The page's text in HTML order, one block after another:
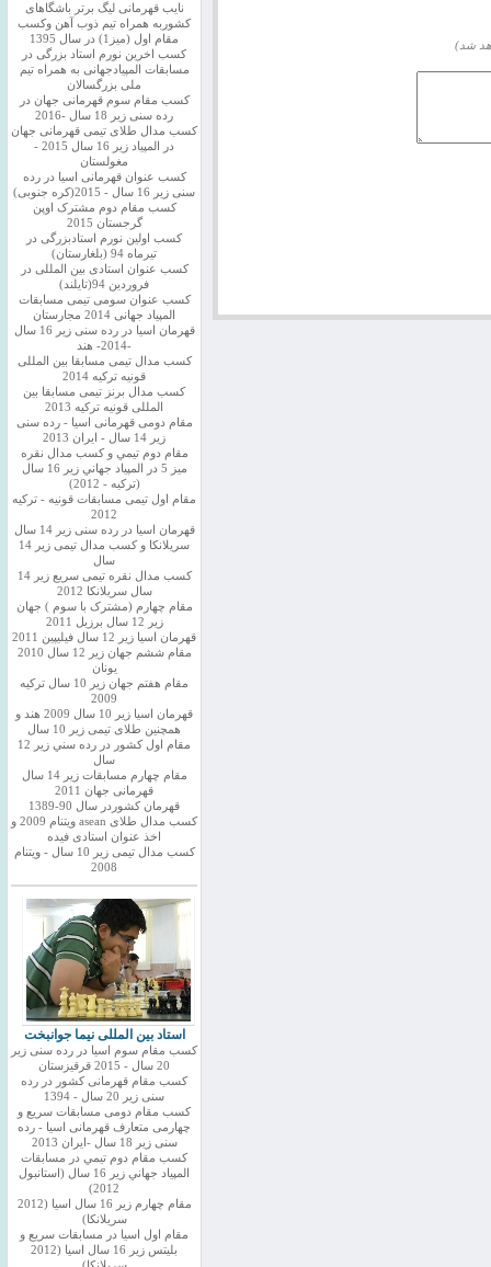
شد)
نایب قهرمانی لیگ برتر باشگاهای
کشوربه همراه تیم ذوب آهن وکسب
مقام اول (میز1) در سال 1395
کسب اخرین نورم استاد بزرگی در
مسابقات المپیادجهانی به همراه تیم
ملی بزرگسالان
کسب مقام سوم قهرمانی جهان در
رده سنی زیر 18 سال -2016
کسب مدال طلای تیمی قهرمانی جهان
در المپیاد زیر 16 سال 2015 -
مغولستان
کسب عنوان قهرمانی اسیا در رده
سنی زیر 16 سال - 2015(کره جنوبی)
کسب مقام دوم مشترک اوپن
گرجستان 2015
کسب اولین نورم استادبزرگی در
تیرماه 94 (بلغارستان)
کسب عنوان استادی بین المللی در
فروردین 94(تایلند)
کسب عنوان سومی تیمی مسابقات
المپیاد جهانی 2014 مجارستان
قهرمان اسیا در رده سنی زیر 16 سال
-2014- هند
کسب مدال تیمی مسابقا بین المللی
قونیه ترکیه 2014
کسب مدال برنز تیمی مسابقا بین
المللی قونیه ترکیه 2013
مقام دومی قهرمانی اسیا - رده سنی
زیر 14 سال - ایران 2013
مقام دوم تيمي و كسب مدال نقره
ميز 5 در المپياد جهاني زير 16 سال
(تركيه - 2012)
مقام اول تیمی مسابقات قونیه - ترکیه
2012
قهرمان اسیا در رده سنی زیر 14 سال
سريلانكا و کسب مدال تیمی زیر 14
سال
کسب مدال نقره تیمی سریع زیر 14
سال سریلانکا 2012
مقام چهارم (مشترک با سوم ) جهان
زیر 12 سال برزیل 2011
قهرمان اسيا زير 12 سال فیلیپین 2011
مقام ششم جهان زیر 12 سال 2010
یونان
مقام هفتم جهان زیر 10 سال ترکیه
2009
قهرمان اسيا زیر 10 سال 2009 هند و
همچنین طلای تیمی زیر 10 سال
مقام اول كشور در رده سني زير 12
سال
مقام چهارم مسابقات زیر 14 سال
قهرمانی جهان 2011
قهرمان کشوردر سال 90-1389
کسب مدال طلای asean ویتنام 2009 و
اخذ عنوان استادی فیده
کسب مدال تیمی زیر 10 سال - ویتنام
2008
استاد بین المللی نیما جوانبخت
کسب مقام سوم اسیا در رده سنی زیر
20 سال - 2015 قرقیزستان
کسب مقام قهرمانی کشور در رده
سنی زیر 20 سال - 1394
کسب مقام دومی مسابقات سریع و
چهارمی متعارف قهرمانی اسیا - رده
سنی زیر 18 سال -ایران 2013
كسب مقام دوم تيمي در مسابقات
المپياد جهاني زير 16 سال (استانبول
2012)
مقام چهارم زير 16 سال اسيا (2012
سريلانكا)
مقام اول اسيا در مسابقات سريع و
بليتس زير 16 سال اسيا (2012